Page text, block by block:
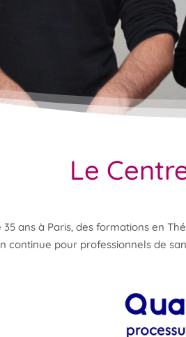
Le
35 ans à Paris, des formations en
continue pour professionnels de